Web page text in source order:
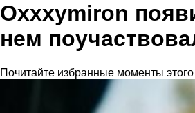
Oxxxymiron
нем
Почитайте избранные моменты